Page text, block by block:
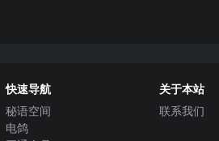
快速导航
秘语空间
电鸽
关于本站
联系我们